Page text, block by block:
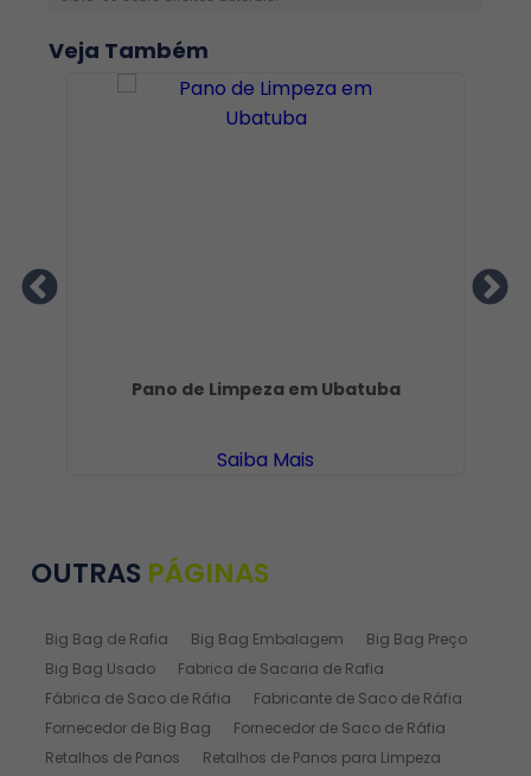
Veja Também
Pano de Limpeza em Ubatuba
Saiba Mais
OUTRAS PÁGINAS
Big Bag de Rafia Big Bag Embalagem
Big Bag Preço
Big Bag Usado
Fabrica de Sacaria de Rafia
Fábrica de Saco de Ráfia
Fabricante de Saco de Ráfia
Fornecedor de Big Bag
Fornecedor de Saco de Ráfia
Retalhos de Panos
Retalhos de Panos para Limpeza